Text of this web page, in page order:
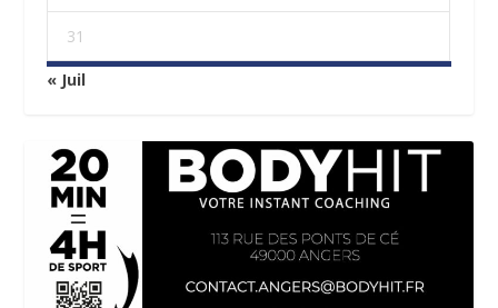
31
« Juil